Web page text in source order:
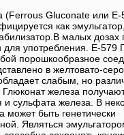
(Ferrous Gluconate или E-
как
малых дозах
для употребления. Е-579
порошкообразное
в желтовато-
слабым, но
Глюконат железа
и сульфата железа. В
может быть генетически
Являться